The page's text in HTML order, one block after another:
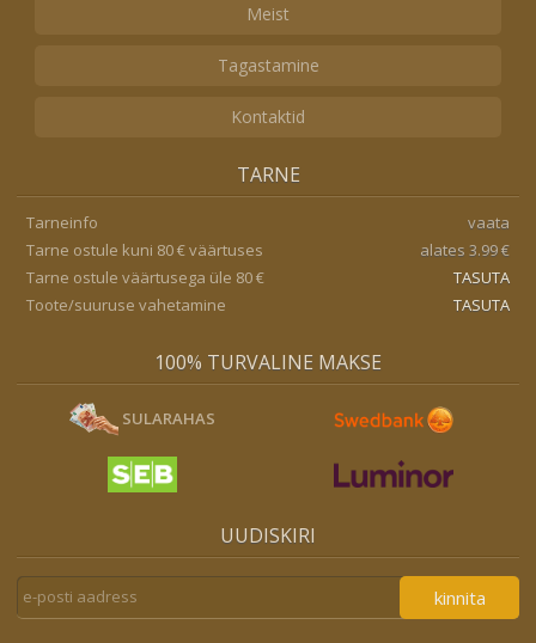
Meist
Tagastamine
Kontaktid
TARNE
Tarneinfo
vaata
Tarne ostule kuni 80 € väärtuses
alates 3.99 €
Tarne ostule väärtusega üle 80 €
TASUTA
Toote/suuruse vahetamine
TASUTA
100% TURVALINE MAKSE
SULARAHAS
UUDISKIRI
kinnita